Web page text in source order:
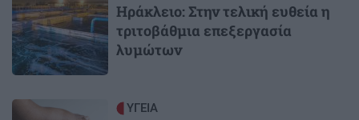
Ηράκλειο: Στην τελική ευθεία η
τριτοβάθμια επεξεργασία
λυμώτων
Image ΥΓΕΙΑ